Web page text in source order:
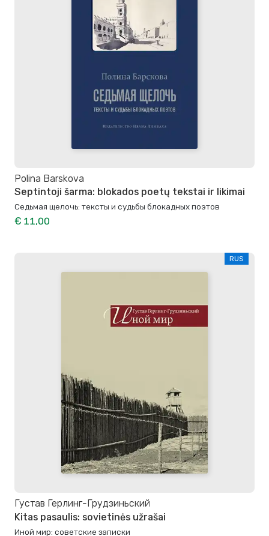
Polina Barskova
Septintoji šarma: blokados poetų tekstai ir likimai
Седьмая щелочь: тексты и судьбы блокадных поэтов
€ 11,00
RUS
Густав Герлинг-Грудзиньский
Kitas pasaulis: sovietinės užrašai
Иной мир: советские записки